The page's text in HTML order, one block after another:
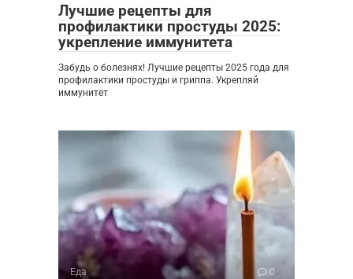
Лучшие рецепты для
профилактики простуды 2025:
укрепление иммунитета
Забудь о болезнях! Лучшие рецепты 2025 года для
профилактики простуды и гриппа. Укрепляй
иммунитет
Еда 0